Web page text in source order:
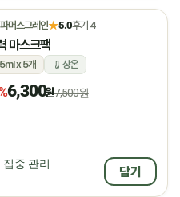
머스그레인★5.0후기 4
마스크팩
x 5개 상온
6,300원7,500원
중 관리 담기